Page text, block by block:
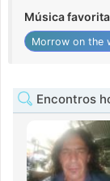
Música favorita
Morrow on the
Encontros